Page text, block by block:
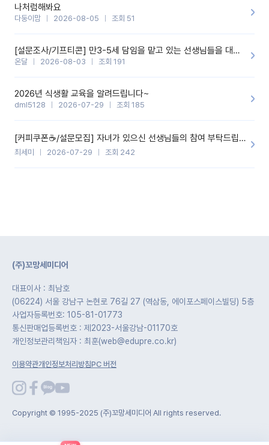
나처럼해봐요
다둥이맘 2026-08-05 조회 51
[설문조사/기프티콘] 만3-5세 담임을 맡고 있는 선생님들을 대상으로 설문조사를 합니다!
온달 2026-08-03 조회 191
2026년 식생활 교육을 알려드립니다~
dml5128 2026-07-29 조회 185
[커피쿠폰☕️/설문모집] 자녀가 있으신 선생님들의 참여 부탁드립니다!!
최세미 2026-07-29 조회 242
(주)꼬망세미디어
대표이사 : 최남호
(06224) 서울 강남구 논현로 76길 27 (역삼동, 에이포스페이스빌딩) 5층
사업자등록번호: 105-81-01773
통신판매업등록번호 : 제2023-서울강남-01170호
개인정보관리책임자 : 최훈(web@edupre.co.kr)
이용약관개인정보처리방침PC 버전
Copyright © 1995-2025 (주)꼬망세미디어 All rights reserved.